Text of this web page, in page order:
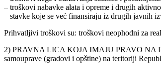
– troškovi nabavke alata i opreme i drugih
– stavke koje se već finansiraju iz drugih javnih
Prihvatljivi troškovi su: troškovi neophodni za
2) PRAVNA LICA KOJA IMAJU PRAVO NA
samouprave (gradovi i opštine) na teritoriji